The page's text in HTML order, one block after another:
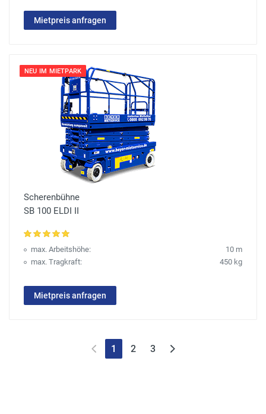
Mietpreis anfragen
NEU IM MIETPARK
Scherenbühne
SB 100 ELDI II
max. Arbeitshöhe:
10 m
max. Tragkraft:
450 kg
Mietpreis anfragen
1 2 3